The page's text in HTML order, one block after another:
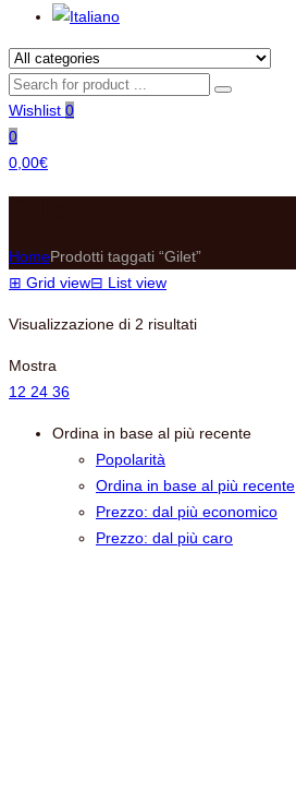
Wishlist 0
0
0,00€
HomeProdotti taggati “Gilet”
⊞ Grid view⊟ List view
Visualizzazione di 2 risultatiOrdina
più
Mostra
12 24 36
Ordina in base al più recente
Popolarità
Ordina in base al più recente
Prezzo: dal più economico
Prezzo: dal più caro